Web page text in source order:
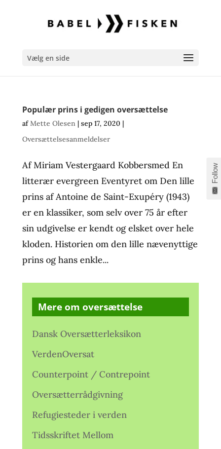
Vælg en side
Populær prins i gedigen oversættelse
afMette Olesen| sep 17, 2020 |
Oversættelsesanmeldelser
Af Miriam Vestergaard Kobbersmed En
litterær evergreen Eventyret om Den lille
prins af Antoine de Saint-Exupéry (1943)
er en klassiker, som selv over 75 år efter
sin udgivelse er kendt og elsket over hele
kloden. Historien om den lille nævenyttige
prins og hans enkle...
Mere om oversættelse
Dansk Oversætterleksikon
VerdenOversat
Counterpoint / Contrepoint
Oversætterrådgivning
Refugiesteder i verden
Tidsskriftet Mellom
Follow